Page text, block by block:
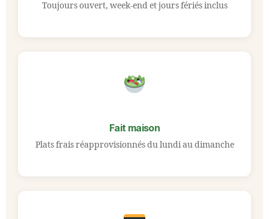
Toujours ouvert, week-end et jours fériés inclus
Fait maison
Plats frais réapprovisionnés du lundi au dimanche